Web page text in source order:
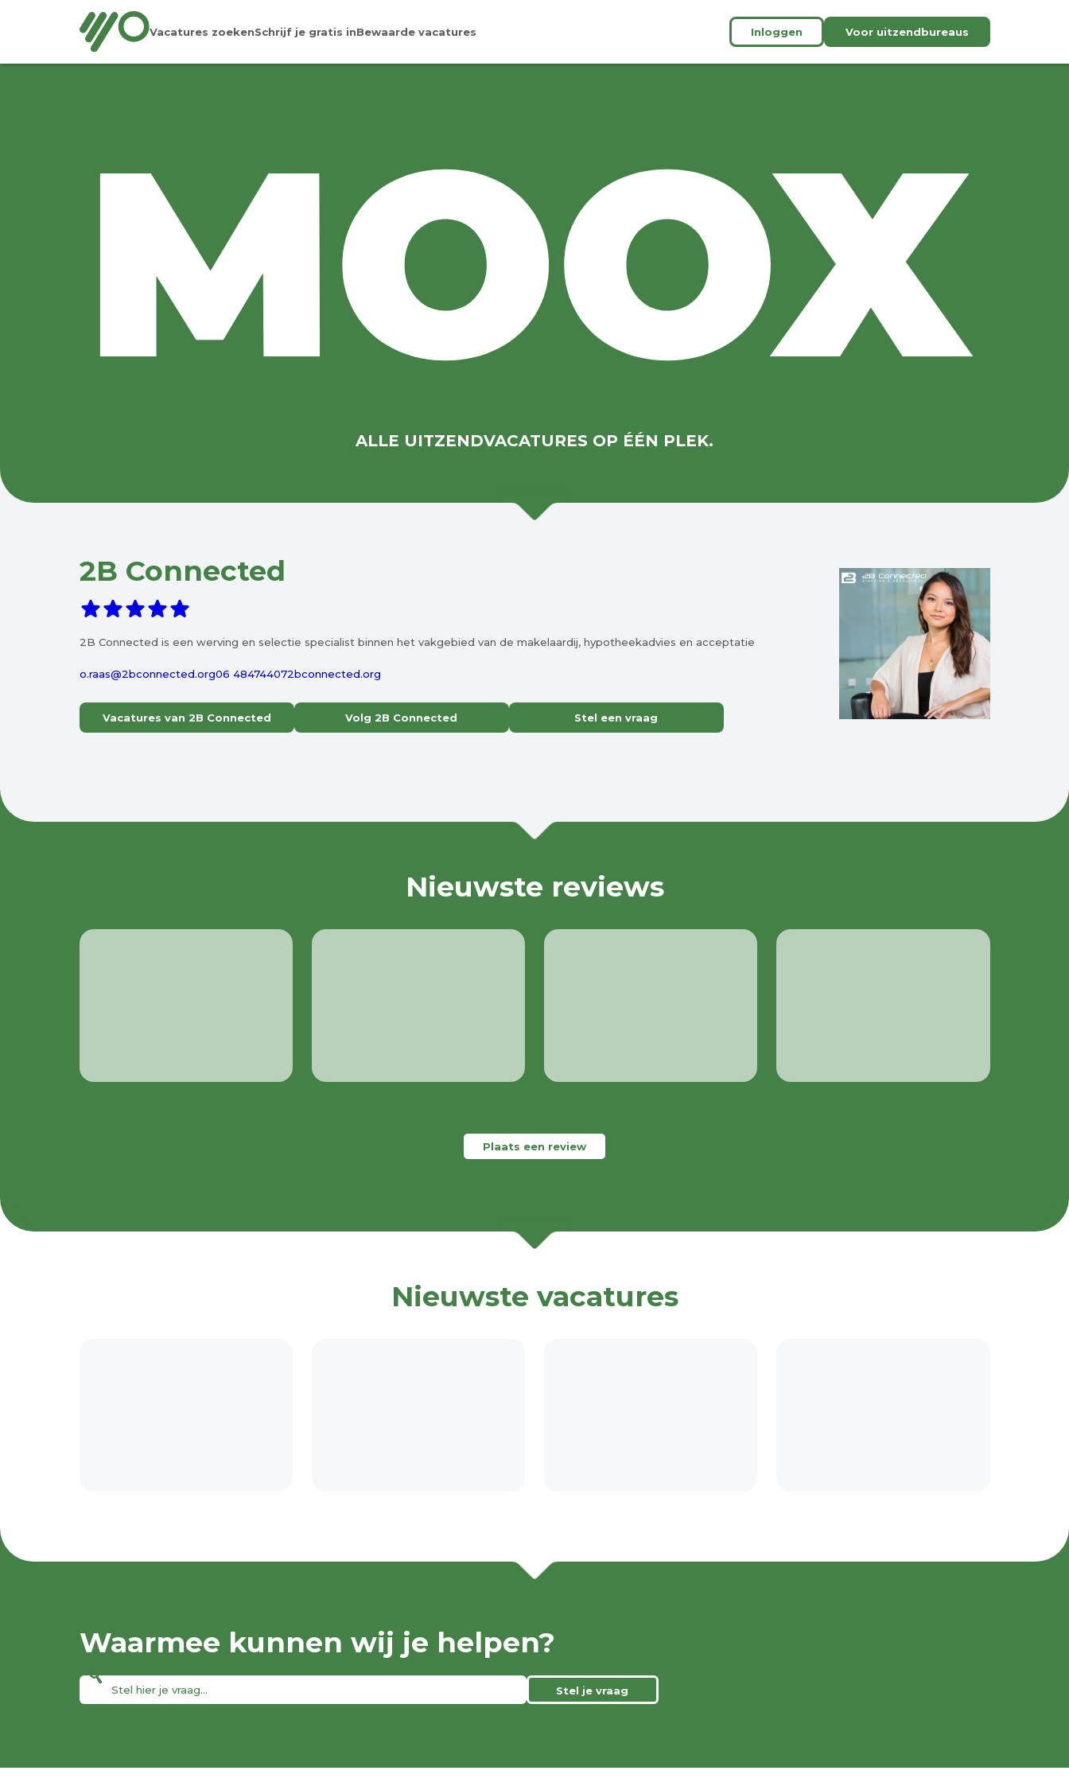
Vacatures zoekenSchrijf je gratis inBewaarde vacatures Inloggen Voor uitzendbureaus
ALLE UITZENDVACATURES OP ÉÉN PLEK.
2B Connected
2B Connected is een werving en selectie specialist binnen het vakgebied van de makelaardij, hypotheekadvies en acceptatie
o.raas@2bconnected.org06 484744072bconnected.org
Vacatures van 2B Connected Volg 2B Connected Stel een vraag
Nieuwste reviews
Plaats een review
Nieuwste vacatures
Waarmee kunnen wij je helpen?
Stel je vraag